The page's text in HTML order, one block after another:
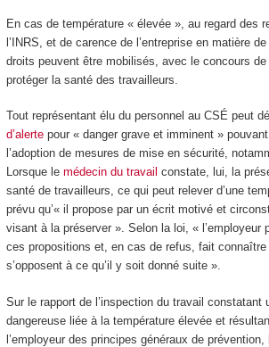
En cas de température « élevée », au regard des
l’INRS, et de carence de l’entreprise en matière
droits peuvent être mobilisés, avec le concours
protéger la santé des travailleurs.
Tout représentant élu du personnel au CSÉ peut
d’alertepour « danger grave et imminent »
l’adoption de mesures de mise en sécurité,
Lorsque le médecin du travail constate, lui, la
santé de travailleurs, ce qui peut relever d’une
prévu qu’« il propose par un écrit motivé et
visant à la préserver ». Selon la loi, « l’employeur
ces propositions et, en cas de refus, fait
s’opposent à ce qu’il y soit donné suite ».
Sur le rapport de l’inspection du travail constatant
dangereuse liée à la température élevée et
l’employeur des principes généraux de prévention,